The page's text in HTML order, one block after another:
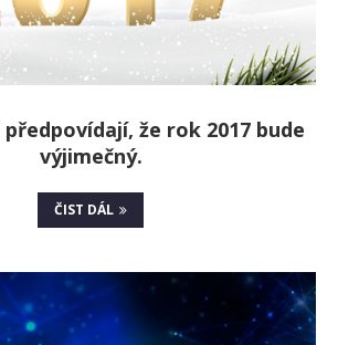
že rok 2017 bude
výjimečný.
ČIST DÁL